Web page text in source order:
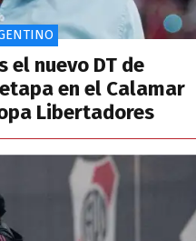
el nuevo DT de
en el Calamar
Libertadores